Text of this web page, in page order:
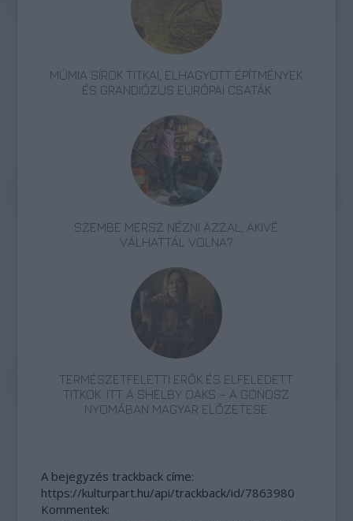
MÚMIA SÍROK TITKAI, ELHAGYOTT ÉPÍTMÉNYEK
ÉS GRANDIÓZUS EURÓPAI CSATÁK
SZEMBE MERSZ NÉZNI AZZAL, AKIVÉ
VÁLHATTÁL VOLNA?
TERMÉSZETFELETTI ERŐK ÉS ELFELEDETT
TITKOK: ITT A SHELBY OAKS – A GONOSZ
NYOMÁBAN MAGYAR ELŐZETESE
A bejegyzés trackback címe:
https://kulturpart.hu/api/trackback/id/7863980
Kommentek: